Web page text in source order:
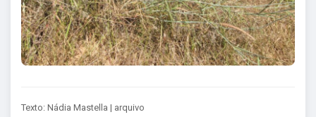
Texto: Nádia Mastella | arquivo